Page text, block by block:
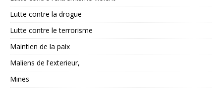
Lutte contre la drogue
Lutte contre le terrorisme
Maintien de la paix
Maliens de l'exterieur,
Mines